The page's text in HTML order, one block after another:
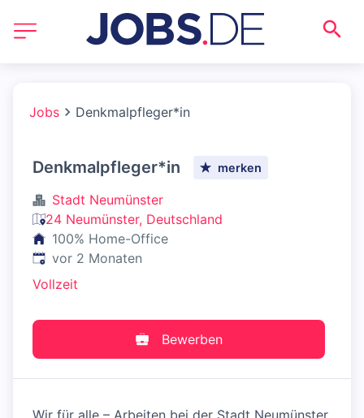
Jobs Denkmalpfleger*in
Denkmalpfleger*in merken
Stadt Neumünster
24 Neumünster, Deutschland
100% Home-Office
Veröffentlicht:
vor 2 Monaten
Vollzeit
Bewerben
Wir für alle – Arbeiten bei der Stadt Neumünster